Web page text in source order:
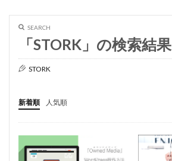
SEARCH
「STORK」の検索結果
STORK
新着順 人気順